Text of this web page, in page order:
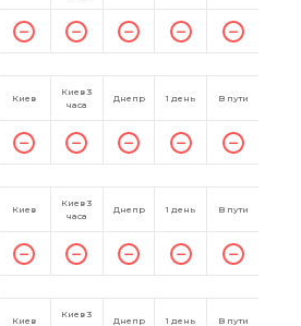
Киев
Киев 3
часа
Днепр 1 день В пути
Киев
Киев 3
часа
Днепр 1 день В пути
Киев
Киев 3
Днепр 1 день В пути